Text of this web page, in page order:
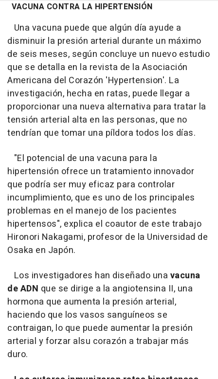
VACUNA CONTRA LA HIPERTENSIÓN
Una vacuna puede que algún día ayude a
disminuir la presión arterial durante un máximo
de seis meses, según concluye un nuevo estudio
que se detalla en la revista de la Asociación
Americana del Corazón 'Hypertension'. La
investigación, hecha en ratas, puede llegar a
proporcionar una nueva alternativa para tratar la
tensión arterial alta en las personas, que no
tendrían que tomar una píldora todos los días.
"El potencial de una vacuna para la
hipertensión ofrece un tratamiento innovador
que podría ser muy eficaz para controlar
incumplimiento, que es uno de los principales
problemas en el manejo de los pacientes
hipertensos", explica el coautor de este trabajo
Hironori Nakagami, profesor de la Universidad de
Osaka en Japón.
Los investigadores han diseñado una vacuna
de ADN que se dirige a la angiotensina II, una
hormona que aumenta la presión arterial,
haciendo que los vasos sanguíneos se
contraigan, lo que puede aumentar la presión
arterial y forzar alsu corazón a trabajar más
duro.